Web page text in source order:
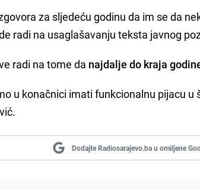
za sljedeću godinu da im se da
radi na usaglašavanju teksta javnog
radi na tome da najdalje do kraja
u konačnici imati funkcionalnu pijacu u
Dodajte Radiosarajevo.ba u omiljene